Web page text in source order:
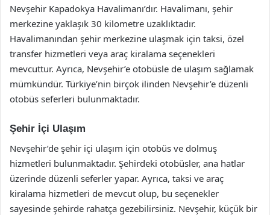
Nevşehir Kapadokya Havalimanı’dır. Havalimanı, şehir
merkezine yaklaşık 30 kilometre uzaklıktadır.
Havalimanından şehir merkezine ulaşmak için taksi, özel
transfer hizmetleri veya araç kiralama seçenekleri
mevcuttur. Ayrıca, Nevşehir’e otobüsle de ulaşım sağlamak
mümkündür. Türkiye’nin birçok ilinden Nevşehir’e düzenli
otobüs seferleri bulunmaktadır.
Şehir İçi Ulaşım
Nevşehir’de şehir içi ulaşım için otobüs ve dolmuş
hizmetleri bulunmaktadır. Şehirdeki otobüsler, ana hatlar
üzerinde düzenli seferler yapar. Ayrıca, taksi ve araç
kiralama hizmetleri de mevcut olup, bu seçenekler
sayesinde şehirde rahatça gezebilirsiniz. Nevşehir, küçük bir